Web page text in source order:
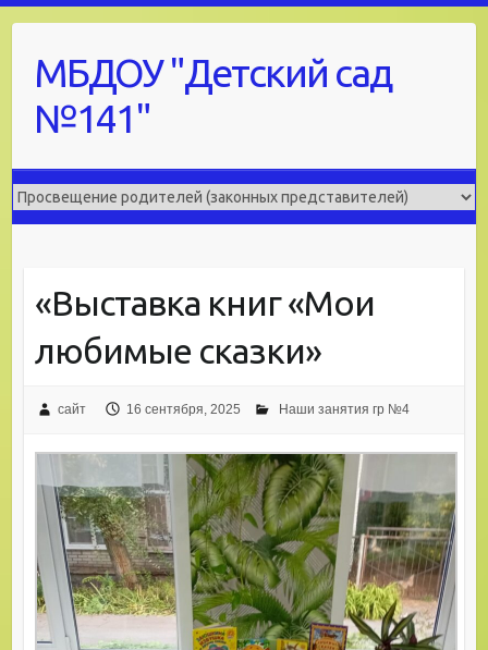
contentМБДОУ "Детский сад
№141"
«Выставка книг «Мои
любимые сказки»
сайт 16 сентября, 2025 Наши занятия гр №4